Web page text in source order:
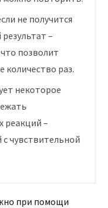
не получится
–
позволит
количество раз.
некоторое
реакций –
чувствительной
при помощи